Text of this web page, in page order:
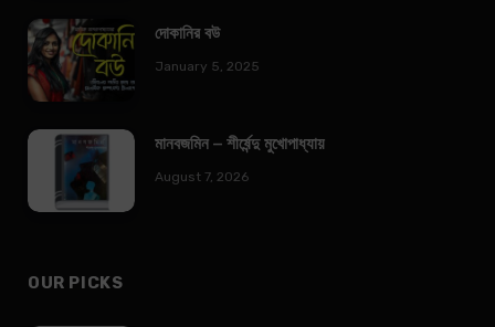
দোকানির বউ
January 5, 2025
মানবজমিন – শীর্ষেন্দু মুখোপাধ্যায়
August 7, 2026
OUR PICKS